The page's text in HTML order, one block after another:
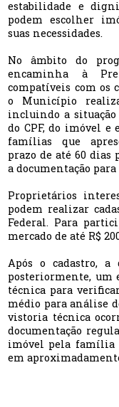
estabilidade e
podem escolher
suas necessidades.
No âmbito do
encaminha à
compatíveis com os
o Município
incluindo a
do CPF, do imóvel e
famílias que
prazo de até 60
a documentação
Proprietários
podem realizar
Federal. Para
mercado de até R$
Após o cadastro, a
posteriormente, um
técnica para
médio para análise
vistoria técnica
documentação
imóvel pela família
em